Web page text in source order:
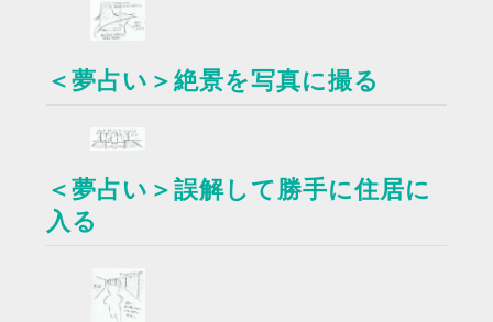
＜夢占い＞絶景を写真に撮る
＜夢占い＞誤解して勝手に住居に
入る